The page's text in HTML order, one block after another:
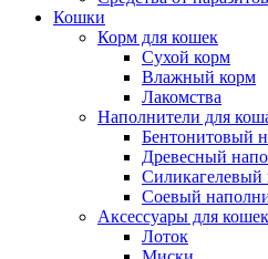
Кошки
Корм для кошек
Сухой корм
Влажный корм
Лакомства
Наполнители для
Бентонитовый
Древесный
Силикагелевый
Соевый
Аксессуары для кошек
Лоток